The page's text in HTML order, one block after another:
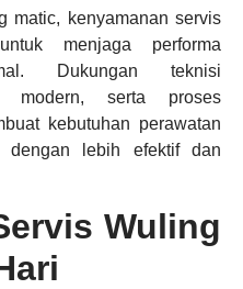
matic, kenyamanan servis
menjaga performa
Dukungan teknisi
modern, serta proses
kebutuhan perawatan
dengan lebih efektif dan
Wuling